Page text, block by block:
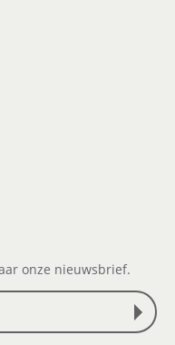
onze nieuwsbrief.